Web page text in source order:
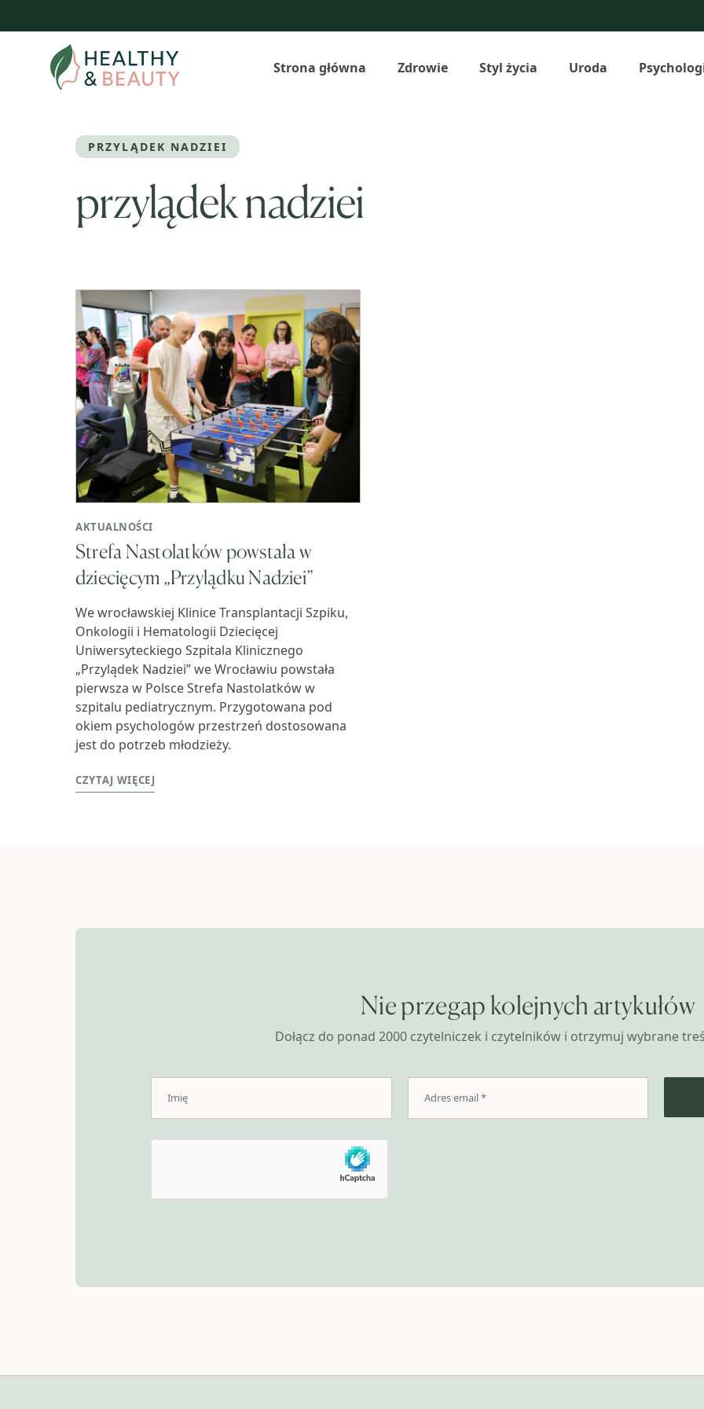
do
Strona główna Zdrowie Styl życia Uroda
PRZYLĄDEK NADZIEI
przylądek nadziei
AKTUALNOŚCI
Strefa Nastolatków powstała w
dziecięcym „Przylądku Nadziei”
We wrocławskiej Klinice Transplantacji Szpiku,
Onkologii i Hematologii Dziecięcej
Uniwersyteckiego Szpitala Klinicznego
„Przylądek Nadziei” we Wrocławiu powstała
pierwsza w Polsce Strefa Nastolatków w
szpitalu pediatrycznym. Przygotowana pod
okiem psychologów przestrzeń dostosowana
jest do potrzeb młodzieży.
CZYTAJ WIĘCEJ
Nie przegap kolejnych artykułów
Dołącz do ponad 2000 czytelniczek i czytelników i otrzymuj wybrane